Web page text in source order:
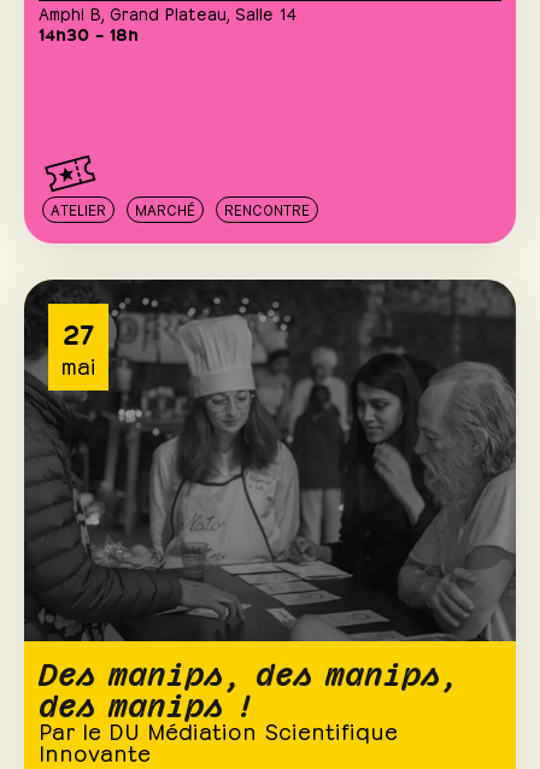
Amphi B Grand Plateau Salle 14
14h30 – 18h
ATELIER MARCHÉ RENCONTRE
27
mai
Des manips, des manips,
des manips !
Par le DU Médiation Scientifique
Innovante